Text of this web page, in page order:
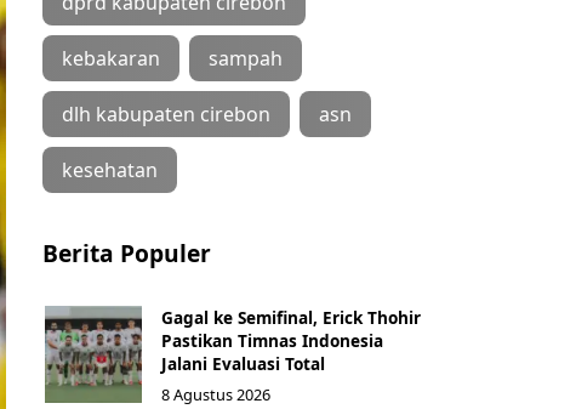
kebakaran sampah
dlh kabupaten cirebon asn
kesehatan
Berita Populer
Gagal ke Semifinal, Erick Thohir
Pastikan Timnas Indonesia
Jalani Evaluasi Total
8 Agustus 2026